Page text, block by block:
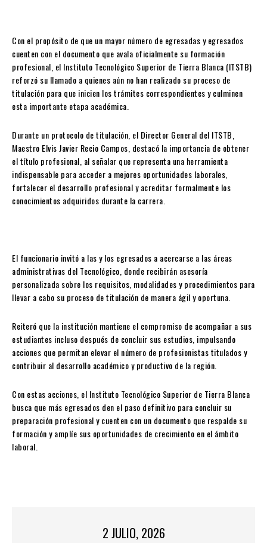
Con el propósito de que un mayor número de egresadas y egresados
cuenten con el documento que avala oficialmente su formación
profesional, el Instituto Tecnológico Superior de Tierra Blanca (ITSTB)
reforzó su llamado a quienes aún no han realizado su proceso de
titulación para que inicien los trámites correspondientes y culminen
esta importante etapa académica.
Durante un protocolo de titulación, el Director General del ITSTB,
Maestro Elvis Javier Recio Campos, destacó la importancia de obtener
el título profesional, al señalar que representa una herramienta
indispensable para acceder a mejores oportunidades laborales,
fortalecer el desarrollo profesional y acreditar formalmente los
conocimientos adquiridos durante la carrera.
El funcionario invitó a las y los egresados a acercarse a las áreas
administrativas del Tecnológico, donde recibirán asesoría
personalizada sobre los requisitos, modalidades y procedimientos para
llevar a cabo su proceso de titulación de manera ágil y oportuna.
Reiteró que la institución mantiene el compromiso de acompañar a sus
estudiantes incluso después de concluir sus estudios, impulsando
acciones que permitan elevar el número de profesionistas titulados y
contribuir al desarrollo académico y productivo de la región.
Con estas acciones, el Instituto Tecnológico Superior de Tierra Blanca
busca que más egresados den el paso definitivo para concluir su
preparación profesional y cuenten con un documento que respalde su
formación y amplíe sus oportunidades de crecimiento en el ámbito
laboral.
2 JULIO, 2026